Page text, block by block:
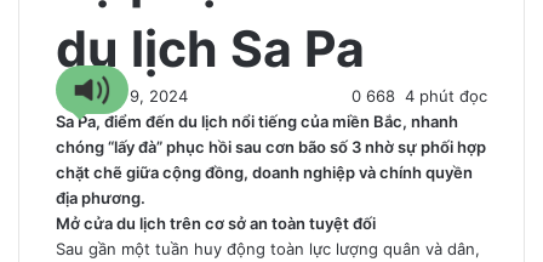
du lịch Sa Pa
18 Tháng 9, 2024 0 668 4 phút đọc
Sa Pa, điểm đến du lịch nổi tiếng của miền Bắc, nhanh
chóng “lấy đà” phục hồi sau cơn bão số 3 nhờ sự phối hợp
chặt chẽ giữa cộng đồng, doanh nghiệp và chính quyền
địa phương.
Mở cửa du lịch trên cơ sở an toàn tuyệt đối
Sau gần một tuần huy động toàn lực lượng quân và dân,